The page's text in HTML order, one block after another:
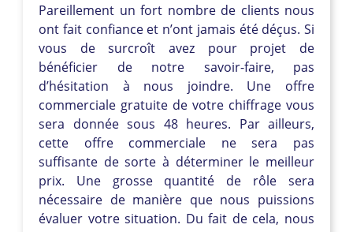
Pareillement un fort nombre de clients nous
ont fait confiance et n’ont jamais été déçus. Si
vous de surcroît avez pour projet de
bénéficier de notre savoir-faire, pas
d’hésitation à nous joindre. Une offre
commerciale gratuite de votre chiffrage vous
sera donnée sous 48 heures. Par ailleurs,
cette offre commerciale ne sera pas
suffisante de sorte à déterminer le meilleur
prix. Une grosse quantité de rôle sera
nécessaire de manière que nous puissions
évaluer votre situation. Du fait de cela, nous